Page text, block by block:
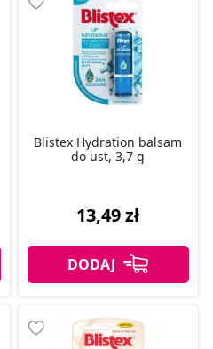
Blistex Hydration balsam
do ust, 3,7 g
13,49 zł